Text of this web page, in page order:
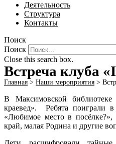
Деятельность
Структура
Контакты
Поиск
Поиск
Close this search box.
Встреча клуба
Главная > Наши мероприятия >
В Максимовской
краевед». Ребята поиграли
«Любимое место в
край, малая Родина и другие